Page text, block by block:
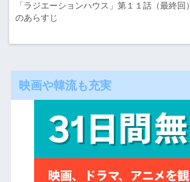
「ラジエーションハウス」第１１話（最終回）
のあらすじ
映画や韓流も充実